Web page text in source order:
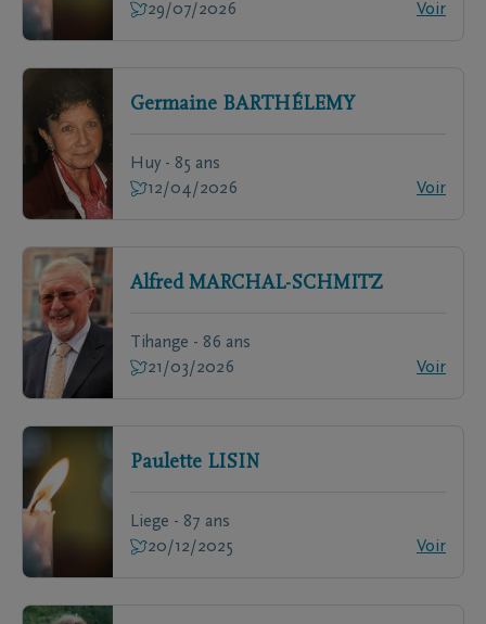
29/07/2026
Voir
Germaine BARTHÉLEMY
Huy - 85 ans
12/04/2026
Voir
Alfred MARCHAL-SCHMITZ
Tihange - 86 ans
21/03/2026
Voir
Paulette LISIN
Liege - 87 ans
20/12/2025
Voir